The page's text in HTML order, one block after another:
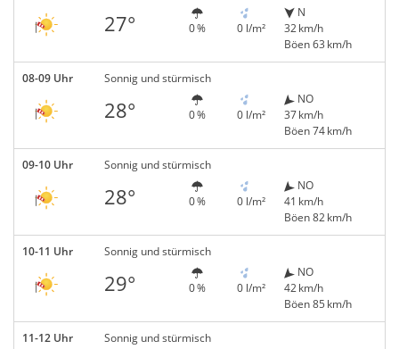
27° 0 % 0 l/m²
N
32 km/h
Böen 63 km/h
08-09 Uhr Sonnig und stürmisch
28° 0 % 0 l/m²
NO
37 km/h
Böen 74 km/h
09-10 Uhr Sonnig und stürmisch
28° 0 % 0 l/m²
NO
41 km/h
Böen 82 km/h
10-11 Uhr Sonnig und stürmisch
29° 0 % 0 l/m²
NO
42 km/h
Böen 85 km/h
11-12 Uhr Sonnig und stürmisch